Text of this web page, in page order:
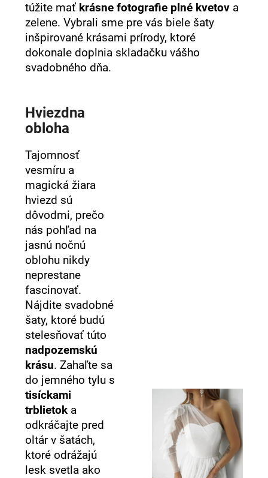
túžite mať krásne fotografie plné kvetov a
zelene. Vybrali sme pre vás biele šaty
inšpirované krásami prírody, ktoré
dokonale doplnia skladačku vášho
svadobného dňa.
Hviezdna
obloha
Tajomnosť
vesmíru a
magická žiara
hviezd sú
dôvodmi, prečo
nás pohľad na
jasnú nočnú
oblohu nikdy
neprestane
fascinovať.
Nájdite svadobné
šaty, ktoré budú
stelesňovať túto
nadpozemskú
krásu. Zahaľte sa
do jemného tylu s
tisíckami
trblietok a
odkráčajte pred
oltár v šatách,
ktoré odrážajú
lesk svetla ako